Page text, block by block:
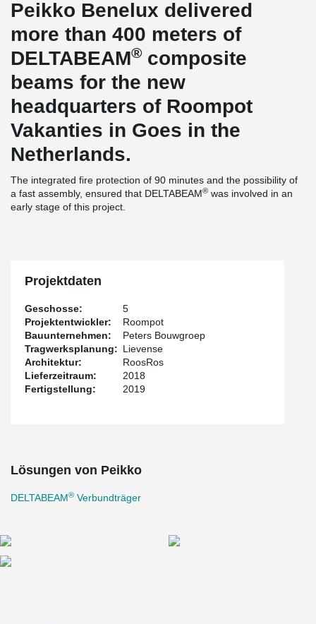
Peikko Benelux delivered
more than 400 meters of
DELTABEAM® composite
beams for the new
headquarters of Roompot
Vakanties in Goes in the
Netherlands.
The integrated fire protection of 90 minutes and the possibility of
a fast assembly, ensured that DELTABEAM® was involved in an
early stage of this project.
Projektdaten
Geschosse:
5
Projektentwickler:
Roompot
Bauunternehmen:
Peters Bouwgroep
Tragwerksplanung: Lievense
Architektur:
RoosRos
Lieferzeitraum:
2018
Fertigstellung:
2019
Lösungen von Peikko
DELTABEAM® Verbundträger